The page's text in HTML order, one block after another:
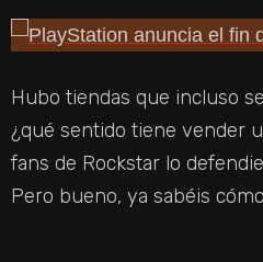
Hubo tiendas que incluso
¿qué sentido tiene vender
fans de Rockstar lo
Pero bueno, ya sabéis